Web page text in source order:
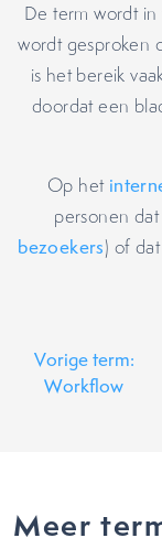
De term wordt in
wordt gesproken
is het bereik
doordat een
Op het
personen
bezoekers) of
Vorige term:
Workflow
Meer